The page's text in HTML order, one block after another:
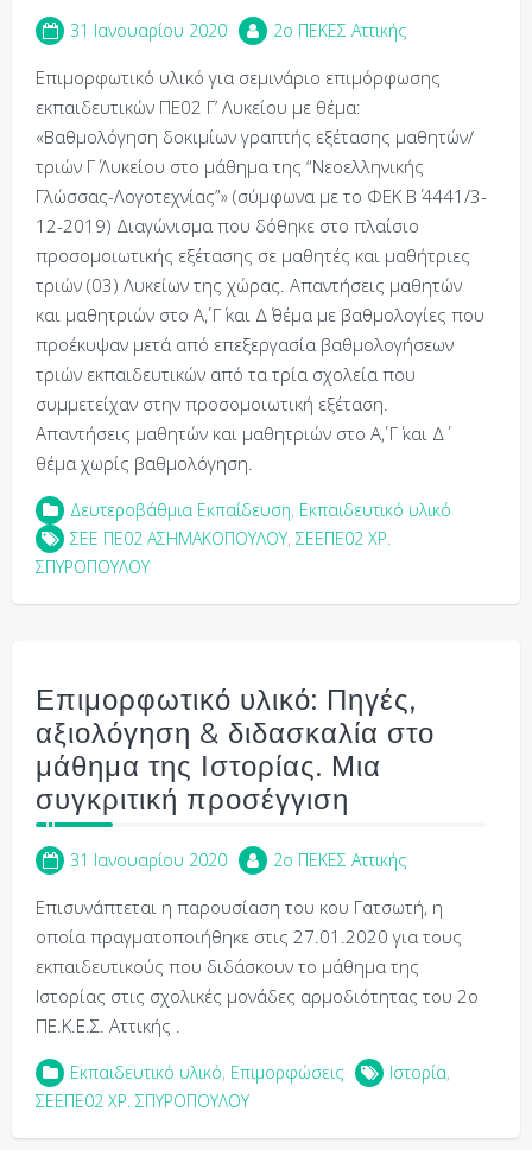
31 Ιανουαρίου 2020 2o ΠΕΚΕΣ Αττικής
Επιμορφωτικό υλικό για σεμινάριο επιμόρφωσης
εκπαιδευτικών ΠΕ02 Γ’ Λυκείου με θέμα:
«Βαθμολόγηση δοκιμίων γραπτής εξέτασης μαθητών/
τριών Γ΄ Λυκείου στο μάθημα της “Νεοελληνικής
Γλώσσας-Λογοτεχνίας”» (σύμφωνα με το ΦΕΚ Β΄ 4441/3-
12-2019) Διαγώνισμα που δόθηκε στο πλαίσιο
προσομοιωτικής εξέτασης σε μαθητές και μαθήτριες
τριών (03) Λυκείων της χώρας. Απαντήσεις μαθητών
και μαθητριών στο Α΄, Γ΄ και Δ΄ θέμα με βαθμολογίες που
προέκυψαν μετά από επεξεργασία βαθμολογήσεων
τριών εκπαιδευτικών από τα τρία σχολεία που
συμμετείχαν στην προσομοιωτική εξέταση.
Απαντήσεις μαθητών και μαθητριών στο Α΄, Γ΄ και Δ΄
θέμα χωρίς βαθμολόγηση.
Δευτεροβάθμια Εκπαίδευση, Εκπαιδευτικό υλικό
ΣΕΕ ΠΕ02 ΑΣΗΜΑΚΟΠΟΥΛΟΥ, ΣΕΕΠΕ02 ΧΡ.
ΣΠΥΡΟΠΟΥΛΟΥ
Επιμορφωτικό υλικό: Πηγές,
αξιολόγηση & διδασκαλία στο
μάθημα της Ιστορίας. Μια
συγκριτική προσέγγιση
31 Ιανουαρίου 2020 2o ΠΕΚΕΣ Αττικής
Επισυνάπτεται η παρουσίαση του κου Γατσωτή, η
οποία πραγματοποιήθηκε στις 27.01.2020 για τους
εκπαιδευτικούς που διδάσκουν το μάθημα της
Ιστορίας στις σχολικές μονάδες αρμοδιότητας του 2ο
ΠΕ.Κ.Ε.Σ. Αττικής .
Εκπαιδευτικό υλικό, Επιμορφώσεις Ιστορία,
ΣΕΕΠΕ02 ΧΡ. ΣΠΥΡΟΠΟΥΛΟΥ